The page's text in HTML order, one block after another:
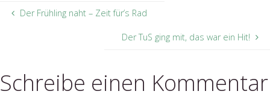
Der Frühling naht – Zeit für’s Rad
Der TuS ging mit, das war ein Hit!
Schreibe einen Kommentar